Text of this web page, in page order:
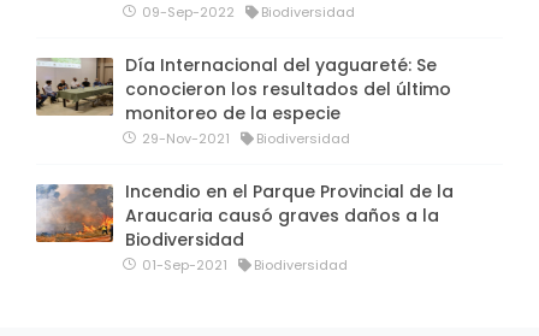
09-Sep-2022 Biodiversidad
Día Internacional del yaguareté: Se
conocieron los resultados del último
monitoreo de la especie
29-Nov-2021 Biodiversidad
Incendio en el Parque Provincial de la
Araucaria causó graves daños a la
Biodiversidad
01-Sep-2021 Biodiversidad